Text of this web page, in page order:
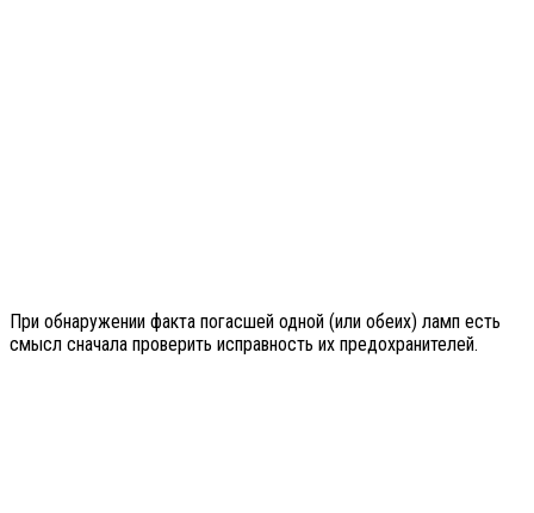
При обнаружении факта погасшей одной (или обеих) ламп есть
смысл сначала проверить исправность их предохранителей.